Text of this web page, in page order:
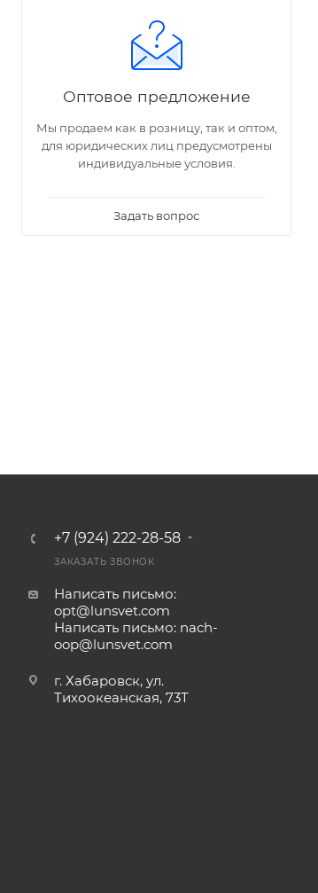
Оптовое предложение
Мы продаем как в розницу, так и оптом,
для юридических лиц предусмотрены
индивидуальные условия.
Задать вопрос
+7 (924) 222-28-58
ЗАКАЗАТЬ ЗВОНОК
Написать письмо:
opt@lunsvet.com
Написать письмо: nach-
oop@lunsvet.com
г. Хабаровск, ул.
Тихоокеанская, 73Т